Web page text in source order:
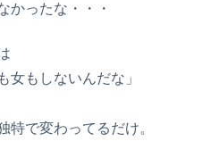
かったな・・・
女もしないんだな」
特で変わってるだけ。